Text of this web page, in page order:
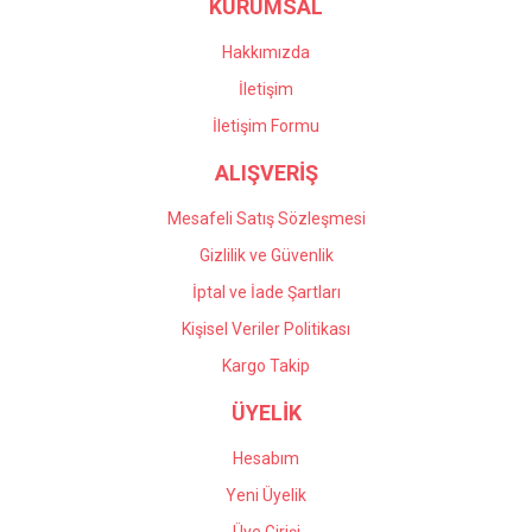
Ürün fiyatı diğer sitelerden daha pahalı.
siparişin iadesi için yardımcı
Önder Kaçar | 20/05/2026
KURUMSAL
Hakkımızda
İletişim
İletişim Formu
ALIŞVERİŞ
Mesafeli Satış Sözleşmesi
Gizlilik ve Güvenlik
İptal ve İade Şartları
Kişisel Veriler Politikası
Kargo Takip
ÜYELİK
Hesabım
Yeni Üyelik